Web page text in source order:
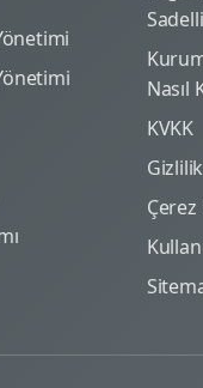
Nasıl
KVKK
Çerez